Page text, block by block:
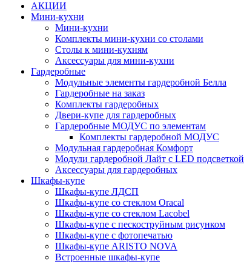
АКЦИИ
Мини-кухни
Мини-кухни
Комплекты мини-кухни со столами
Столы к мини-кухням
Аксессуары для мини-кухни
Гардеробные
Модульные элементы гардеробной Белла
Гардеробные на заказ
Комплекты гардеробных
Двери-купе для гардеробных
Гардеробные МОДУС по элементам
Комплекты гардеробной МОДУС
Модульная гардеробная Комфорт
Модули гардеробной Лайт с LED подсветкой
Аксессуары для гардеробных
Шкафы-купе
Шкафы-купе ЛДСП
Шкафы-купе со стеклом Oracal
Шкафы-купе со стеклом Lacobel
Шкафы-купе с пескоструйным рисунком
Шкафы-купе с фотопечатью
Шкафы-купе ARISTO NOVA
Встроенные шкафы-купе